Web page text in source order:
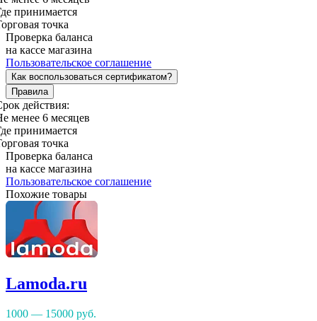
принимается
точка
Проверка баланса
на кассе магазина
Пользовательское соглашение
Как воспользоваться сертификатом?
Правила
действия:
менее 6 месяцев
принимается
точка
Проверка баланса
на кассе магазина
Пользовательское соглашение
Похожие товары
Lamoda.ru
1000 — 15000 руб.